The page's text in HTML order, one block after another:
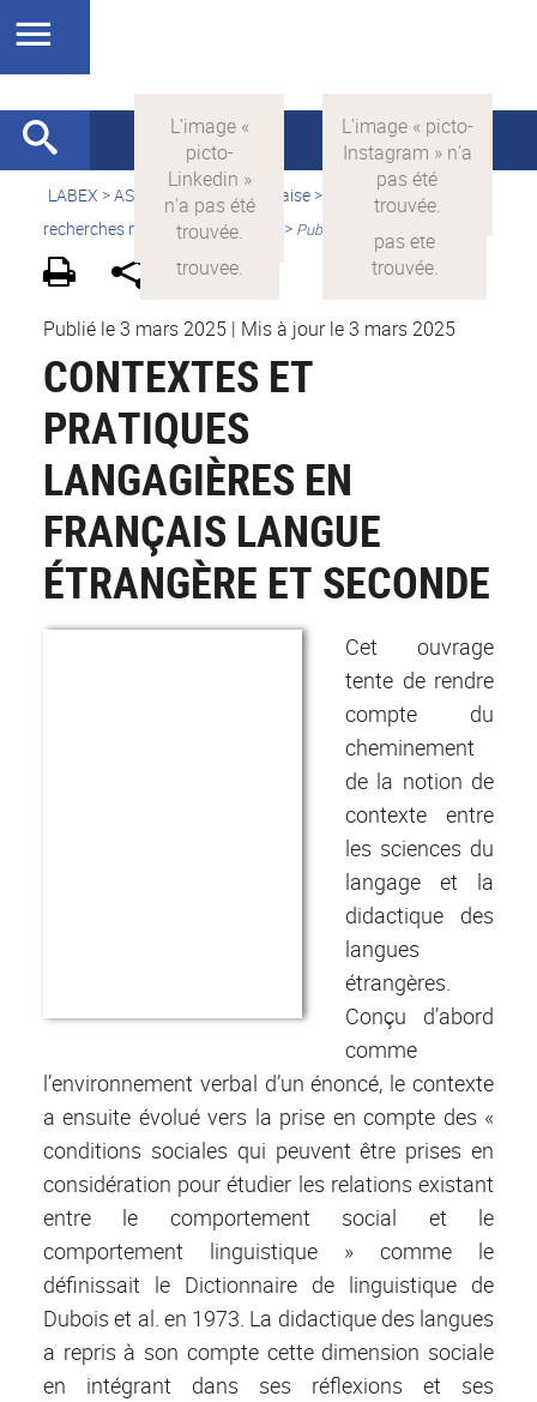
LABEX >ASLAN > Version française>
Quelles sont les
recherches menées par ASLAN ?
> Publications
Publié le 3 mars 2025 | Mis à jour le 3 mars 2025
CONTEXTES ET
PRATIQUES
LANGAGIÈRES EN
FRANÇAIS LANGUE
ÉTRANGÈRE ET SECONDE
Cet ouvrage
tente de rendre
compte du
cheminement
de la notion de
contexte entre
les sciences du
langage et la
didactique des
langues
étrangères.
Conçu d’abord
comme
l’environnement verbal d’un énoncé, le contexte
a ensuite évolué vers la prise en compte des «
conditions sociales qui peuvent être prises en
considération pour étudier les relations existant
entre le comportement social et le
comportement linguistique » comme le
définissait le Dictionnaire de linguistique de
Dubois et al. en 1973. La didactique des langues
a repris à son compte cette dimension sociale
en intégrant dans ses réflexions et ses